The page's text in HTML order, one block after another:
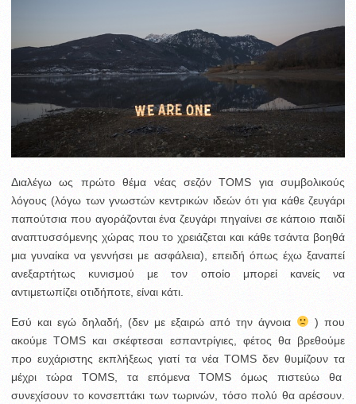
Διαλέγω ως πρώτο θέμα νέας σεζόν TOMS για συμβολικούς
λόγους (λόγω των γνωστών κεντρικών ιδεών ότι για κάθε ζευγάρι
παπούτσια που αγοράζονται ένα ζευγάρι πηγαίνει σε κάποιο παιδί
αναπτυσσόμενης χώρας που το χρειάζεται και κάθε τσάντα βοηθά
μια γυναίκα να γεννήσει με ασφάλεια), επειδή όπως έχω ξαναπεί
ανεξαρτήτως κυνισμού με τον οποίο μπορεί κανείς να
αντιμετωπίζει οτιδήποτε, είναι κάτι.
Εσύ και εγώ δηλαδή, (δεν με εξαιρώ από την άγνοια
) που
ακούμε TOMS και σκέφτεσαι εσπαντρίγιες, φέτος θα βρεθούμε
προ ευχάριστης εκπλήξεως γιατί τα νέα TOMS δεν θυμίζουν τα
μέχρι τώρα TOMS, τα επόμενα TOMS όμως πιστεύω θα
συνεχίσουν το κονσεπτάκι των τωρινών, τόσο πολύ θα αρέσουν.